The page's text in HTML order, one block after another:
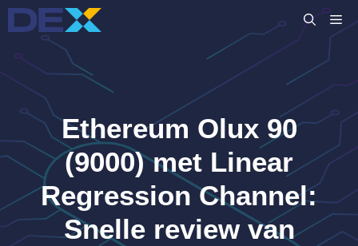
Ga
naar
inhoud
Ethereum Olux 90
(9000) met Linear
Regression Channel:
Snelle review van